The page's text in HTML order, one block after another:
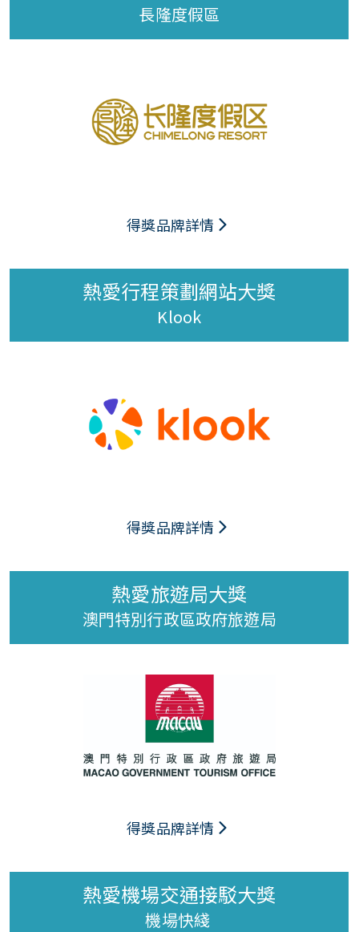
長隆度假區
得獎品牌詳情
熱愛行程策劃網站大獎
Klook
得獎品牌詳情
熱愛旅遊局大獎
澳門特別行政區政府旅遊局
得獎品牌詳情
熱愛機場交通接駁大獎
機場快綫